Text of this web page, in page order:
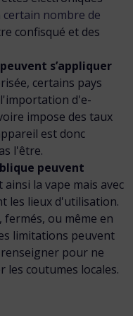
certain nombre de
confisqué et des
s’appliquer
certains pays
d'e-
impose des taux
est donc
l'être.
peuvent
la vape mais avec
les lieux d'utilisation.
ou même en
limitations peuvent
pour ne
les coutumes locales.